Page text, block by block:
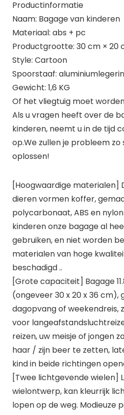
Productinformatie
Naam: Bagage van kinderen
Materiaal: abs + pc
Productgrootte: 30 cm × 20
Style: Cartoon
Spoorstaaf:
Gewicht: 1,6 KG
Of het vliegtuig moet
Als u vragen heeft over de
kinderen, neemt u in de tijd
op.We zullen je probleem zo
oplossen!
[Hoogwaardige materialen]
dieren vormen koffer,
polycarbonaat, ABS en
kinderen onze bagage al
gebruiken, en niet worden
materialen van hoge
beschadigd ..
[Grote capaciteit] Bagage
(ongeveer 30 x 20 x 36 cm),
dagopvang of weekendreis,
voor
reizen, uw meisje of jongen
haar / zijn beer te zetten,
kind in beide richtingen
[Twee lichtgevende wielen]
wielontwerp, kan kleurrijk
lopen op de weg. Modieuze